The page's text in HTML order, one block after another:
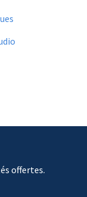
offertes.